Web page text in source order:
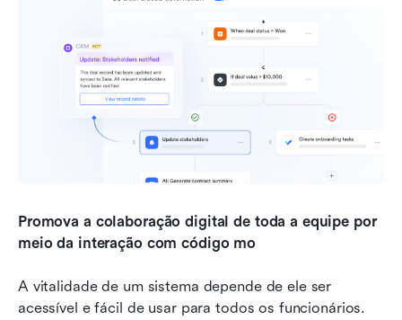
Promova a colaboração digital de toda a equipe por
meio da interação com código mo
A vitalidade de um sistema depende de ele ser
acessível e fácil de usar para todos os funcionários.